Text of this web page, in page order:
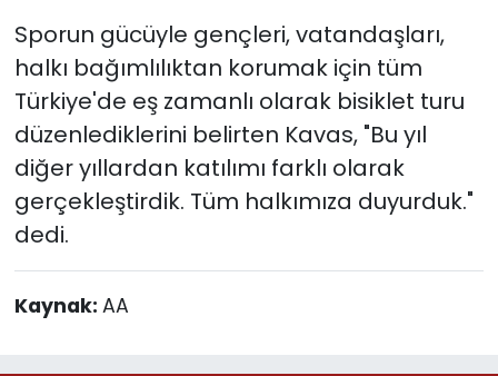
Sporun gücüyle gençleri, vatandaşları,
halkı bağımlılıktan korumak için tüm
Türkiye'de eş zamanlı olarak bisiklet turu
düzenlediklerini belirten Kavas, "Bu yıl
diğer yıllardan katılımı farklı olarak
gerçekleştirdik. Tüm halkımıza duyurduk."
dedi.
Kaynak: AA